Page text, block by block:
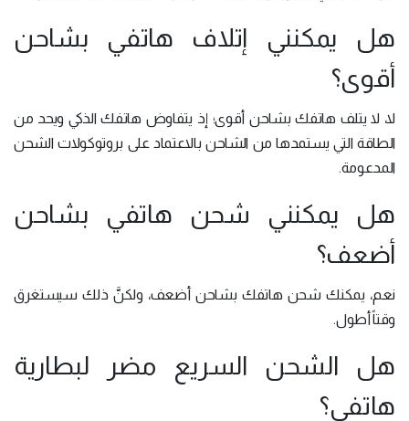
هل يمكنني إتلاف هاتفي بشاحن
أقوى؟
لا، لا يتلف هاتفك بشاحن أقوى؛ إذ يتفاوض هاتفك الذكي ويحد من
الطاقة التي يستمدها من الشاحن بالاعتماد على بروتوكولات الشحن
المدعومة.
هل يمكنني شحن هاتفي بشاحن
أضعف؟
نعم، يمكنك شحن هاتفك بشاحن أضعف، ولكنَّ ذلك سيستغرق
وقتاً أطول.
هل الشحن السريع مضر لبطارية
هاتفي؟